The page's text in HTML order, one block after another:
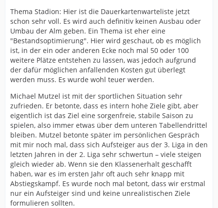
Thema Stadion: Hier ist die Dauerkartenwarteliste jetzt
schon sehr voll. Es wird auch definitiv keinen Ausbau oder
Umbau der Alm geben. Ein Thema ist eher eine
"Bestandsoptimierung". Hier wird geschaut, ob es möglich
ist, in der ein oder anderen Ecke noch mal 50 oder 100
weitere Plätze entstehen zu lassen, was jedoch aufgrund
der dafür möglichen anfallenden Kosten gut überlegt
werden muss. Es wurde wohl teuer werden.
Michael Mutzel ist mit der sportlichen Situation sehr
zufrieden. Er betonte, dass es intern hohe Ziele gibt, aber
eigentlich ist das Ziel eine sorgenfreie, stabile Saison zu
spielen, also immer etwas über dem unteren Tabellendrittel
bleiben. Mutzel betonte später im persönlichen Gespräch
mit mir noch mal, dass sich Aufsteiger aus der 3. Liga in den
letzten Jahren in der 2. Liga sehr schwertun – viele steigen
gleich wieder ab. Wenn sie den Klassenerhalt geschafft
haben, war es im ersten Jahr oft auch sehr knapp mit
Abstiegskampf. Es wurde noch mal betont, dass wir erstmal
nur ein Aufsteiger sind und keine unrealistischen Ziele
formulieren sollten.